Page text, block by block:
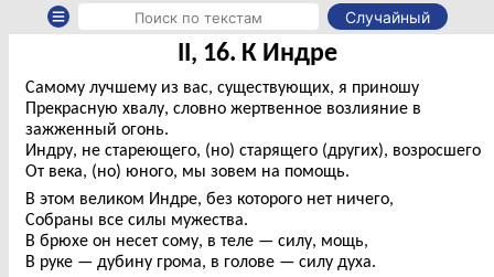
Случайный
II, 16. К Индре
Самому лучшему из вас, существующих, я приношу
Прекрасную хвалу, словно жертвенное возлияние в
зажженный огонь.
Индру, не стареющего, (но) старящего (других), возросшего
От века, (но) юного, мы зовем на помощь.
В этом великом Индре, без которого нет ничего,
Собраны все силы мужества.
В брюхе он несет сому, в теле — силу, мощь,
В руке — дубину грома, в голове — силу духа.